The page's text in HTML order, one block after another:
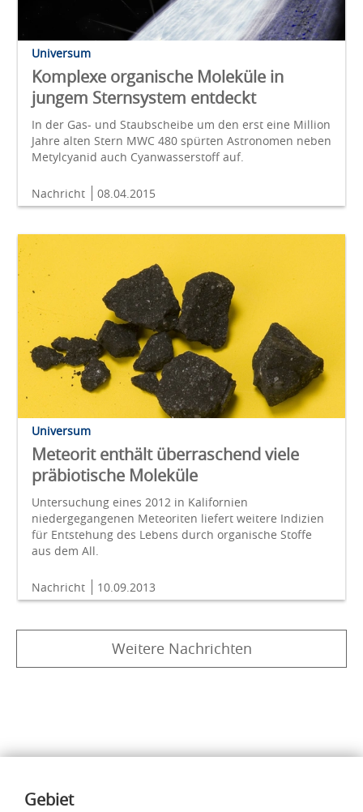
Universum
Komplexe organische Moleküle in
jungem Sternsystem entdeckt
In der Gas- und Staubscheibe um den erst eine Million
Jahre alten Stern MWC 480 spürten Astronomen neben
Metylcyanid auch Cyanwasserstoff auf.
Nachricht 08.04.2015
Universum
Meteorit enthält überraschend viele
präbiotische Moleküle
Untersuchung eines 2012 in Kalifornien
niedergegangenen Meteoriten liefert weitere Indizien
für Entstehung des Lebens durch organische Stoffe
aus dem All.
Nachricht 10.09.2013
Weitere Nachrichten
Inhalte
Gebiet